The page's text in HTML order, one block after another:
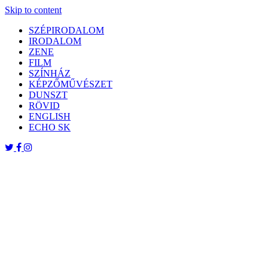
Skip to content
SZÉPIRODALOM
IRODALOM
ZENE
FILM
SZÍNHÁZ
KÉPZŐMŰVÉSZET
DUNSZT
RÖVID
ENGLISH
ECHO SK